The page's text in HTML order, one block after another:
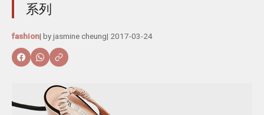
系列
fashion| byjasmine cheung| 2017-03-24